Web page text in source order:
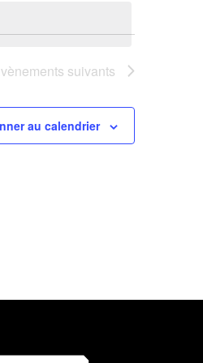
suivants
au calendrier